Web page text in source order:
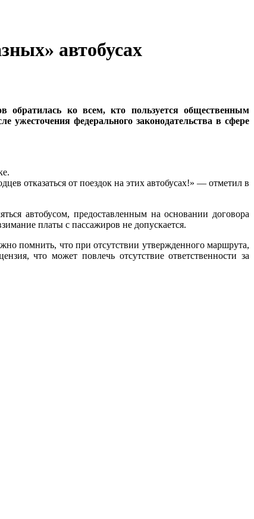
автобусах
обратилась ко всем, кто пользуется общественным
ужесточения федерального законодательства в сфере
отказаться от поездок на этих автобусах!» — отметил в
автобусом, предоставленным на основании договора
платы с пассажиров не допускается.
помнить, что при отсутствии утвержденного маршрута,
что может повлечь отсутствие ответственности за